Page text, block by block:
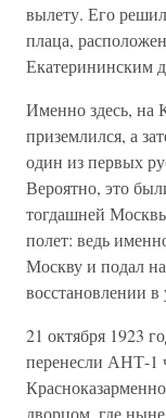
вылету. Его
плаца,
Екатерининским
Именно здесь, на
приземлился, а
один из первых
Вероятно, это
тогдашней
полет: ведь
Москву и подал
восстановлении
21 октября 1923
перенесли АНТ-1
дворцом, где